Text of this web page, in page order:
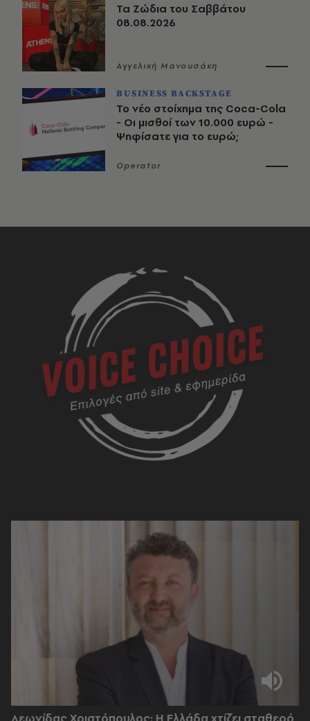
Τα Ζώδια του Σαββάτου
08.08.2026
Αγγελική Μανουσάκη
BUSINESS BACKSTAGE
Το νέο στοίχημα της Coca-Cola
- Οι μισθοί των 10.000 ευρώ -
Ψηφίσατε για το ευρώ;
Operator